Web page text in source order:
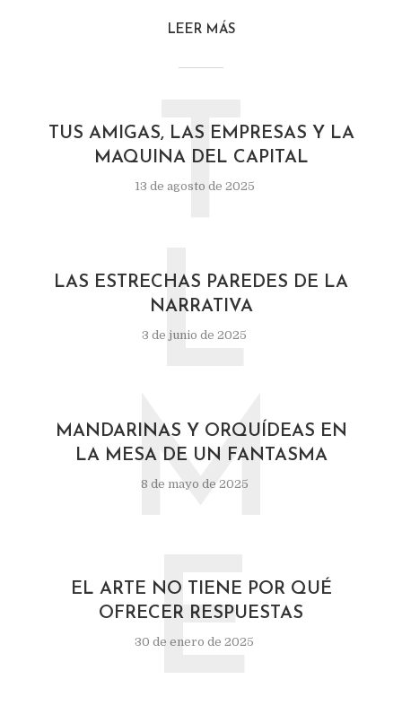
LEER MÁS
TUS AMIGAS, LAS EMPRESAS Y LA
MAQUINA DEL CAPITAL
13 de agosto de 2025
T
LAS ESTRECHAS PAREDES DE LA
NARRATIVA
3 de junio de 2025
L
MANDARINAS Y ORQUÍDEAS EN
LA MESA DE UN FANTASMA
8 de mayo de 2025
M
EL ARTE NO TIENE POR QUÉ
OFRECER RESPUESTAS
30 de enero de 2025
E